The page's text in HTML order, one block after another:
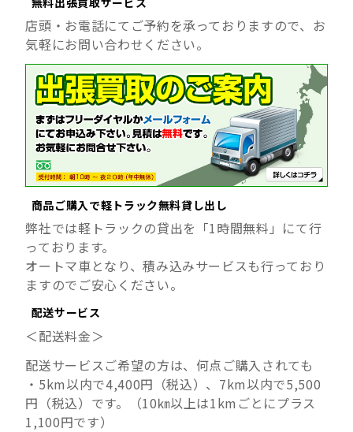
店頭・お電話にてご予約を承っておりますので、お
気軽にお問い合わせください。
商品ご購入で軽トラック無料貸し出し
弊社では軽トラックの貸出を「1時間無料」にて行
っております。
オートマ車となり、積み込みサービスも行っており
ますのでご安心ください。
配送サービス
＜配送料金＞
配送サービスご希望の方は、何点ご購入されても
・5km以内で4,400円（税込）、7km以内で5,500
円（税込）です。（10㎞以上は1kmごとにプラス
1,100円です）